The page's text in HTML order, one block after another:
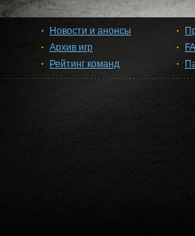
Новости и анонсы
Архив игр
Рейтинг команд